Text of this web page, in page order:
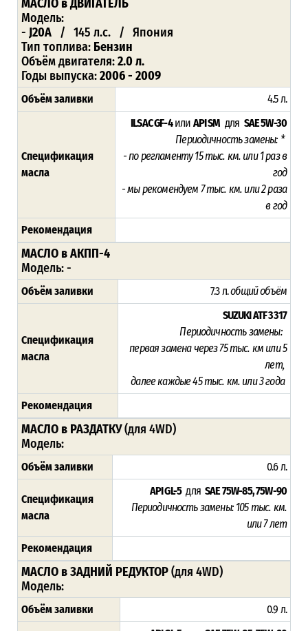
МАСЛО в ДВИГАТЕЛЬ
Модель:
- J20A / 145 л.с. / Япония
Тип топлива: Бензин
Объём двигателя:2.0 л.
Годы выпуска:2006 - 2009
Объём заливки 4.5 л.
Спецификация
масла
ILSAC GF-4или API SM для SAE 5W-30
Периодичность замены: *
- по регламенту 15тыс. км. или 1 раз в
год
- мы рекомендуем 7 тыс. км. или 2 раза
в год
Рекомендация
МАСЛО в АКПП-4
Модель: -
Объём заливки 7.3 л.общий объём
Спецификация
масла
SUZUKI ATF 3317
Периодичность замены:
первая замена через 75тыс. км или 5
лет,
далее каждые 45 тыс. км. или 3 года
Рекомендация
МАСЛО в РАЗДАТКУ(для 4WD)
Модель:
Объём заливки 0.6 л.
Спецификация
масла
API GL-5дляSAE 75W-85, 75W-90
Периодичность замены: 105тыс. км.
или 7 лет
Рекомендация
МАСЛО в ЗАДНИЙ РЕДУКТОР(для 4WD)
Модель:
Объём заливки 0.9 л.